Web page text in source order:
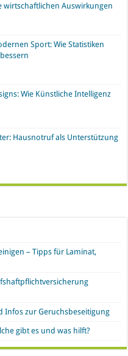
wirtschaftlichen Auswirkungen
Sport: Wie Statistiken
Wie Künstliche Intelligenz
Hausnotruf als Unterstützung
– Tipps für Laminat,
Infos zur Geruchsbeseitigung
gibt es und was hilft?